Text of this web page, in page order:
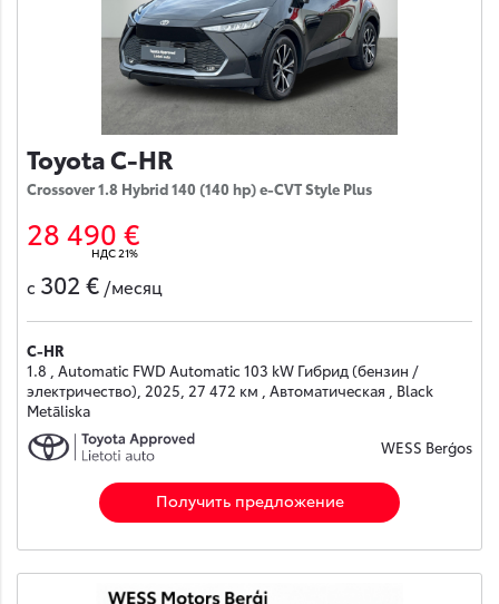
Toyota C-HR
Crossover 1.8 Hybrid 140 (140 hp) e-CVT Style Plus
28 490 €
НДС 21%
с 302 € /месяц
C-HR
1.8 , Automatic FWD Automatic 103 kW Гибрид (бензин /
электричество), 2025, 27 472 км , Автоматическая , Black
Metāliska
WESS Berģos
Получить предложение